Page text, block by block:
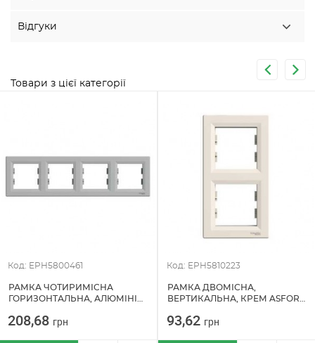
Відгуки
Товари з цієї категорії
Код: EPH5800461
РАМКА ЧОТИРИМІСНА
ГОРИЗОНТАЛЬНА, АЛЮМІНІЙ
(EPH5800461)
208,68 грн
Код: EPH5810223
РАМКА ДВОМІСНА,
ВЕРТИКАЛЬНА, КРЕМ ASFORA
(EPH5810223)
93,62 грн